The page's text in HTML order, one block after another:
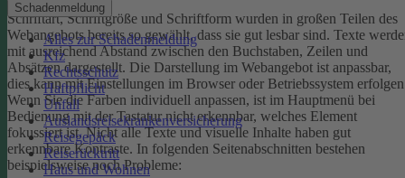
Schadenmeldung
Alles zur Schadenmeldung
Kfz
Rechtsschutz
Haftpflicht
Unfall
Auslandsreisekrankenversicherung
Reisegepäck
Reiserücktritt
Haus und Wohnen
Schriftart, Schriftgröße und Schriftform wurden in großen Teilen des
Webangebots bereits so gewählt, dass sie gut lesbar sind. Texte
mit ausreichend Abstand zwischen den Buchstaben, Zeilen und
Absätzen dargestellt. Die Darstellung im Webangebot ist anpassbar,
dies kann mit Einstellungen im Browser oder Betriebssystem
Wenn Sie die Farben individuell anpassen, ist im Hauptmenü bei
Bedienung mit der Tastatur nicht erkennbar, welches Element
fokussiert ist.Nicht alle Texte und visuelle Inhalte haben gut
erkennbare Kontraste. In folgenden Seitenabschnitten bestehen
beispielsweise noch Probleme: